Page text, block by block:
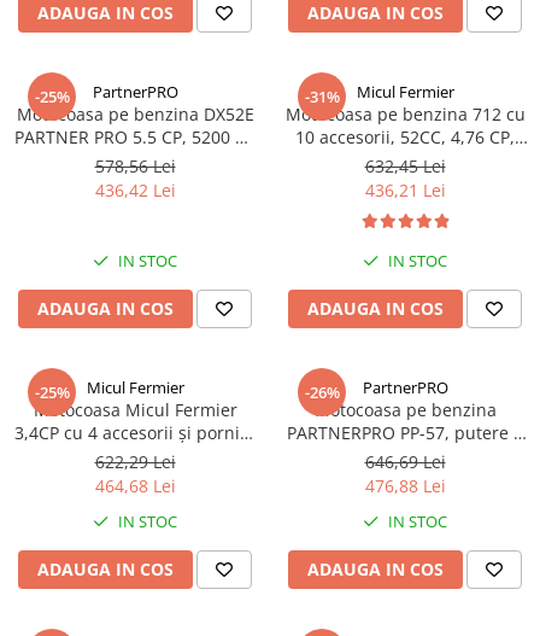
ADAUGA IN COS ADAUGA IN COS
-25% PartnerPRO
Motocoasa pe benzina DX52E
PARTNER PRO 5.5 CP, 5200 W,
4 moduri de taiere
578,56 Lei
436,42 Lei
IN STOC
ADAUGA IN COS
-31% Micul Fermier
Motocoasa pe benzina 712 cu
10 accesorii, 52CC, 4,76 CP,
9500 rpm, Micul Fermier GF-
0915-S001-G03 Verde
632,45 Lei
436,21 Lei
IN STOC
ADAUGA IN COS
-25% Micul Fermier
Motocoasa Micul Fermier
3,4CP cu 4 accesorii și pornire
rapidă GF-1311-S001-G02
622,29 Lei
464,68 Lei
IN STOC
ADAUGA IN COS
-26% PartnerPRO
Motocoasa pe benzina
PARTNERPRO PP-57, putere 6
Cp, 52 cm³, 10000 rot / min
646,69 Lei
476,88 Lei
IN STOC
ADAUGA IN COS